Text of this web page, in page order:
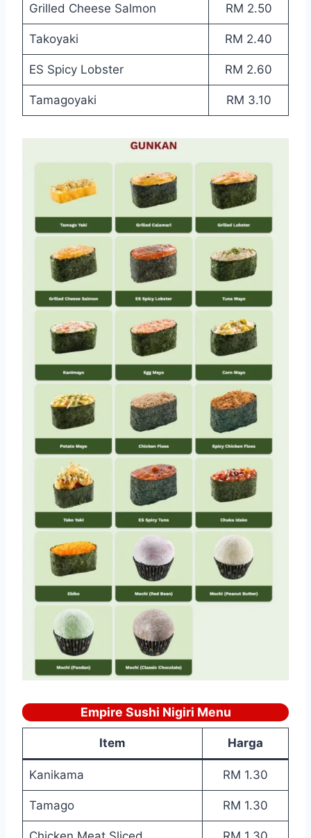
Grilled Cheese Salmon RM 2.50
Takoyaki RM 2.40
ES Spicy Lobster RM 2.60
Tamagoyaki RM 3.10
Empire Sushi Nigiri Menu
Item Harga
Kanikama RM 1.30
Tamago RM 1.30